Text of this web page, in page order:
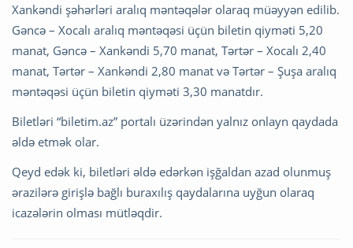
Xankəndi şəhərləri aralıq məntəqələr olaraq müəyyən edilib.
Gəncə – Xocalı aralıq məntəqəsi üçün biletin qiyməti 5,20
manat, Gəncə – Xankəndi 5,70 manat, Tərtər – Xocalı 2,40
manat, Tərtər – Xankəndi 2,80 manat və Tərtər – Şuşa aralıq
məntəqəsi üçün biletin qiyməti 3,30 manatdır.
Biletləri “biletim.az” portalı üzərindən yalnız onlayn qaydada
əldə etmək olar.
Qeyd edək ki, biletləri əldə edərkən işğaldan azad olunmuş
ərazilərə girişlə bağlı buraxılış qaydalarına uyğun olaraq
icazələrin olması mütləqdir.